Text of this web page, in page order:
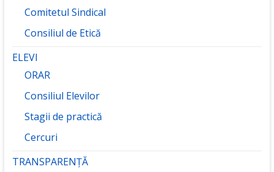
Comitetul Sindical
Consiliul de Etică
ELEVI
ORAR
Consiliul Elevilor
Stagii de practică
Cercuri
TRANSPARENȚĂ